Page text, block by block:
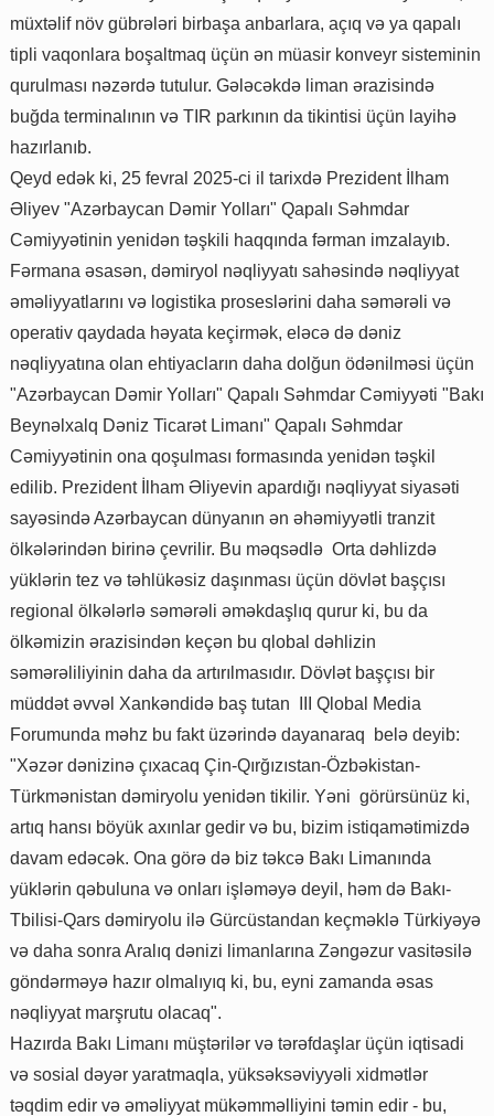
müxtəlif növ gübrələri birbaşa anbarlara, açıq və ya qapalı
tipli vaqonlara boşaltmaq üçün ən müasir konveyr sisteminin
qurulması nəzərdə tutulur. Gələcəkdə liman ərazisində
buğda terminalının və TIR parkının da tikintisi üçün layihə
hazırlanıb.
Qeyd edək ki, 25 fevral 2025-ci il tarixdə Prezident İlham
Əliyev "Azərbaycan Dəmir Yolları" Qapalı Səhmdar
Cəmiyyətinin yenidən təşkili haqqında fərman imzalayıb.
Fərmana əsasən, dəmiryol nəqliyyatı sahəsində nəqliyyat
əməliyyatlarını və logistika proseslərini daha səmərəli və
operativ qaydada həyata keçirmək, eləcə də dəniz
nəqliyyatına olan ehtiyacların daha dolğun ödənilməsi üçün
"Azərbaycan Dəmir Yolları" Qapalı Səhmdar Cəmiyyəti "Bakı
Beynəlxalq Dəniz Ticarət Limanı" Qapalı Səhmdar
Cəmiyyətinin ona qoşulması formasında yenidən təşkil
edilib. Prezident İlham Əliyevin apardığı nəqliyyat siyasəti
sayəsində Azərbaycan dünyanın ən əhəmiyyətli tranzit
ölkələrindən birinə çevrilir. Bu məqsədlə Orta dəhlizdə
yüklərin tez və təhlükəsiz daşınması üçün dövlət başçısı
regional ölkələrlə səmərəli əməkdaşlıq qurur ki, bu da
ölkəmizin ərazisindən keçən bu qlobal dəhlizin
səmərəliliyinin daha da artırılmasıdır. Dövlət başçısı bir
müddət əvvəl Xankəndidə baş tutan III Qlobal Media
Forumunda məhz bu fakt üzərində dayanaraq belə deyib:
"Xəzər dənizinə çıxacaq Çin-Qırğızıstan-Özbəkistan-
Türkmənistan dəmiryolu yenidən tikilir. Yəni görürsünüz ki,
artıq hansı böyük axınlar gedir və bu, bizim istiqamətimizdə
davam edəcək. Ona görə də biz təkcə Bakı Limanında
yüklərin qəbuluna və onları işləməyə deyil, həm də Bakı-
Tbilisi-Qars dəmiryolu ilə Gürcüstandan keçməklə Türkiyəyə
və daha sonra Aralıq dənizi limanlarına Zəngəzur vasitəsilə
göndərməyə hazır olmalıyıq ki, bu, eyni zamanda əsas
nəqliyyat marşrutu olacaq".
Hazırda Bakı Limanı müştərilər və tərəfdaşlar üçün iqtisadi
və sosial dəyər yaratmaqla, yüksəksəviyyəli xidmətlər
təqdim edir və əməliyyat mükəmməlliyini təmin edir - bu,